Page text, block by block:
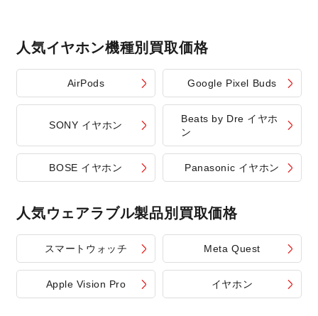
人気イヤホン機種別買取価格
AirPods Google Pixel Buds
SONY イヤホン
Beats by Dre イヤホ
ン
BOSE イヤホン Panasonic イヤホン
人気ウェアラブル製品別買取価格
スマートウォッチ Meta Quest
Apple Vision Pro イヤホン